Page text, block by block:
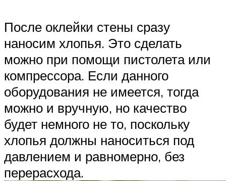
После оклейки стены сразу
наносим хлопья. Это сделать
можно при помощи пистолета или
компрессора. Если данного
оборудования не имеется, тогда
можно и вручную, но качество
будет немного не то, поскольку
хлопья должны наноситься под
давлением и равномерно, без
перерасхода.